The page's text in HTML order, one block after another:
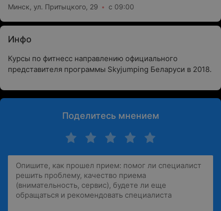
Минск, ул. Притыцкого, 29 с 09:00
Инфо
Курсы по фитнесс направлению официального
представителя программы Skyjumping Беларуси в 2018.
Поделитесь мнением